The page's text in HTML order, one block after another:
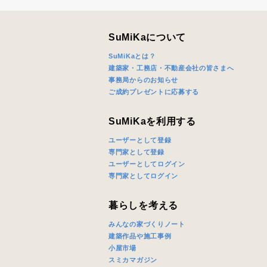
SuMiKaについて
SuMiKaとは？
建築家・工務店・不動産会社の皆さまへ
事務局からのお知らせ
ご成約プレゼントに応募する
SuMiKaを利用する
ユーザーとして登録
専門家として登録
ユーザーとしてログイン
専門家としてログイン
暮らしを考える
みんなの家づくりノート
建築作品や施工事例
小屋市場
スミカマガジン